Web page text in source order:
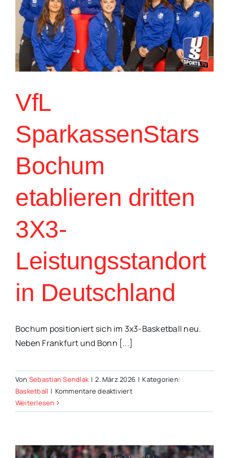
VfL
SparkassenStars
Bochum
etablieren dritten
3X3-
Leistungsstandort
in Deutschland
Bochum positioniert sich im 3x3-Basketball neu.
Neben Frankfurt und Bonn [...]
Von Sebastian Sendlak | 2. März 2026 | Kategorien:
Basketball | Kommentare deaktiviertfür
SparkassenStars
dritten
Weiterlesen